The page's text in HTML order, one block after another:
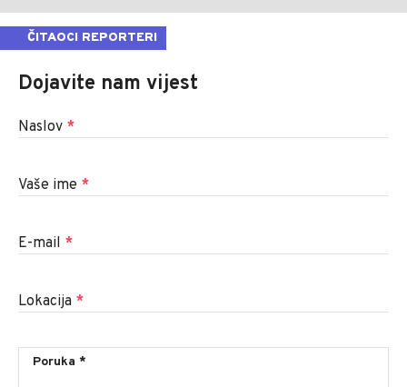
ČITAOCI REPORTERI
Dojavite nam vijest
Naslov *
Vaše ime *
E-mail *
Lokacija *